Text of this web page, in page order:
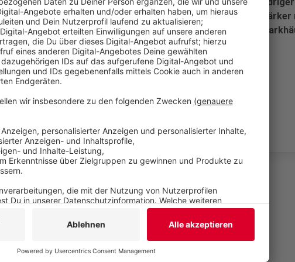
Fahrradabstellplätze in dem Parkhaus werden zwar etwas
sind aber immer noch frei. Weltweit gibt es seit 120 Jahren
wurde im Mai 1901 in London eröffnet.
Veröffentlicht:Donnerstag, 06.05.2021 06:16
Anzeige